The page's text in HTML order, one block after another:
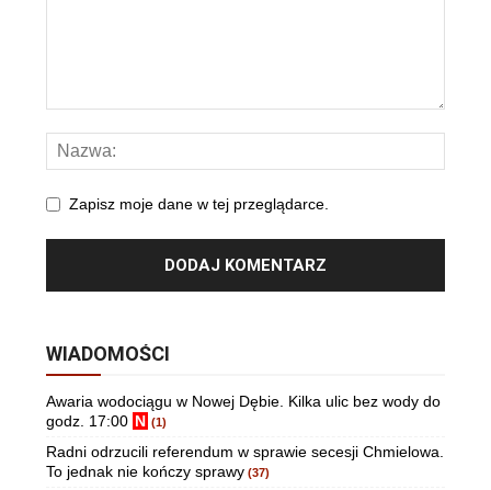
Zapisz moje dane w tej przeglądarce.
WIADOMOŚCI
Awaria wodociągu w Nowej Dębie. Kilka ulic bez wody do
godz. 17:00 N (1)
Radni odrzucili referendum w sprawie secesji Chmielowa.
To jednak nie kończy sprawy (37)